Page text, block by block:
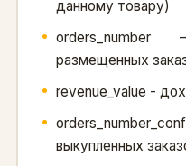
данному товару)
размещенных
revenue_value -
выкупленных